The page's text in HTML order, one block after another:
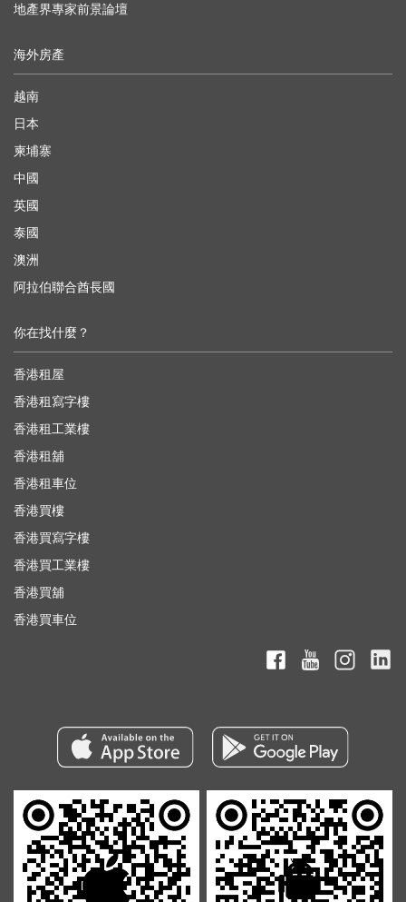
地產界專家前景論壇
海外房產
越南
日本
柬埔寨
中國
英國
泰國
澳洲
阿拉伯聯合酋長國
你在找什麼？
香港租屋
香港租寫字樓
香港租工業樓
香港租舖
香港租車位
香港買樓
香港買寫字樓
香港買工業樓
香港買舖
香港買車位